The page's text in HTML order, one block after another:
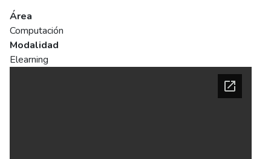
Área
Computación
Modalidad
Elearning